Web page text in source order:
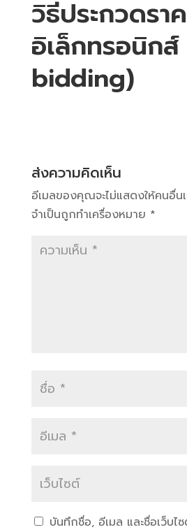
วิธีประกวดรา
อิเล็กทรอนิก
bidding)
ส่งความคิดเห็น
อีเมลของคุณจะไม่แสดงให้คนอื่น
จำเป็นถูกทำเครื่องหมาย *
บันทึกชื่อ, อีเมล และชื่อเว็บไ